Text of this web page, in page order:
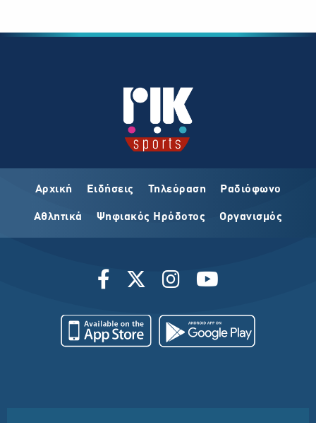
Αρχική Ειδήσεις Τηλεόραση Ραδιόφωνο
Αθλητικά Ψηφιακός Ηρόδοτος Οργανισμός